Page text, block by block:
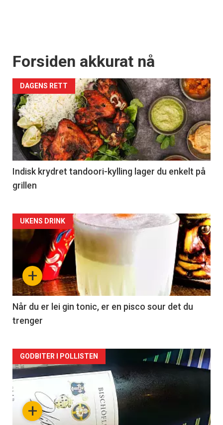
Forsiden akkurat nå
DAGENS RETT
Indisk krydret tandoori-kylling lager du enkelt på
grillen
Forsiden
akkurat
nå
-
2
+
UKENS DRINK
Når du er lei gin tonic, er en pisco sour det du
trenger
Forsiden
akkurat
nå+
GODBITER I POLLISTEN